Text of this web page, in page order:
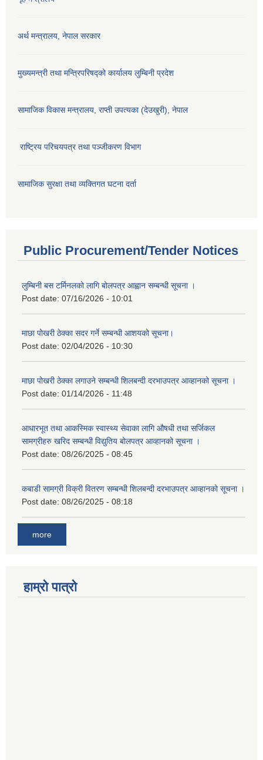
अर्थ मन्त्रालय, नेपाल सरकार
मुख्यमन्त्री तथा मन्त्रिपरिषद्को कार्यालय लुम्बिनी प्रदेश
सामाजिक विकास मन्‍‍त्रालय, राप्ती उपत्यका (देउखुरी), नेपाल
राष्ट्रिय परिचयपत्र तथा पञ्जीकरण विभाग
सामाजिक सुरक्षा तथा व्यक्तिगत घटना दर्ता
Public Procurement/Tender Notices
लुम्बिनी बस टर्मिनलको लागि बोलपत्र आह्वान सम्बन्धी सूचना ।
Post date: 07/16/2026 - 10:01
माछा पोखरी ठेक्का सदर गर्ने सम्बन्धी आशयको सूचना।
Post date: 02/04/2026 - 10:30
माछा पोखरी ठेक्का लगाउने सम्बन्धी शिलबन्दी दरभाउपत्र आव्हानको सूचना ।
Post date: 01/14/2026 - 11:48
आधारभूत तथा आकस्मिक स्वास्थ्य सेवाका लागि औषधी तथा सर्जिकल
सामग्रीहरु खरिद सम्बन्धी विद्युतिय बोलपत्र आव्हानको सूचना ।
Post date: 08/26/2025 - 08:45
कबाडी सामग्री विक्री वितरण सम्बन्धी शिलबन्दी दरभाउपत्र आव्हानको सूचना ।
Post date: 08/26/2025 - 08:18
more
हाम्रो पात्रो